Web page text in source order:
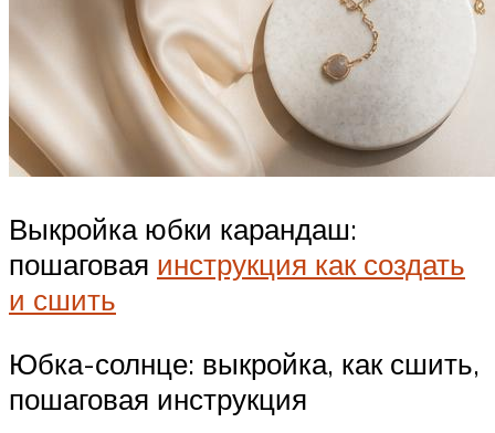
Выкройка юбки карандаш:
пошаговая инструкция как создать
и сшить
Юбка-солнце: выкройка, как сшить,
пошаговая инструкция